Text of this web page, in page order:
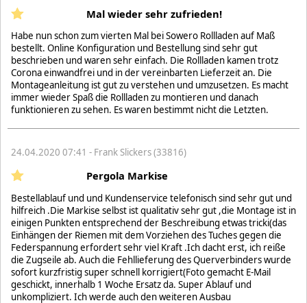
Mal wieder sehr zufrieden!
Habe nun schon zum vierten Mal bei Sowero Rollladen auf Maß
bestellt. Online Konfiguration und Bestellung sind sehr gut
beschrieben und waren sehr einfach. Die Rollladen kamen trotz
Corona einwandfrei und in der vereinbarten Lieferzeit an. Die
Montageanleitung ist gut zu verstehen und umzusetzen. Es macht
immer wieder Spaß die Rollladen zu montieren und danach
funktionieren zu sehen. Es waren bestimmt nicht die Letzten.
24.04.2020 07:41 - Frank Slickers (33816)
Pergola Markise
Bestellablauf und und Kundenservice telefonisch sind sehr gut und
hilfreich .Die Markise selbst ist qualitativ sehr gut ,die Montage ist in
einigen Punkten entsprechend der Beschreibung etwas tricki(das
Einhängen der Riemen mit dem Vorziehen des Tuches gegen die
Federspannung erfordert sehr viel Kraft .Ich dacht erst, ich reiße
die Zugseile ab. Auch die Fehllieferung des Querverbinders wurde
sofort kurzfristig super schnell korrigiert(Foto gemacht E-Mail
geschickt, innerhalb 1 Woche Ersatz da. Super Ablauf und
unkompliziert. Ich werde auch den weiteren Ausbau